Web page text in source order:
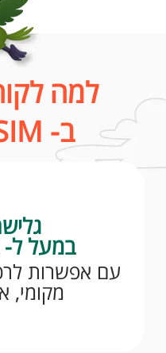
למה
ב- Tuki eSIM?
במעל ל- 160
מקומי,